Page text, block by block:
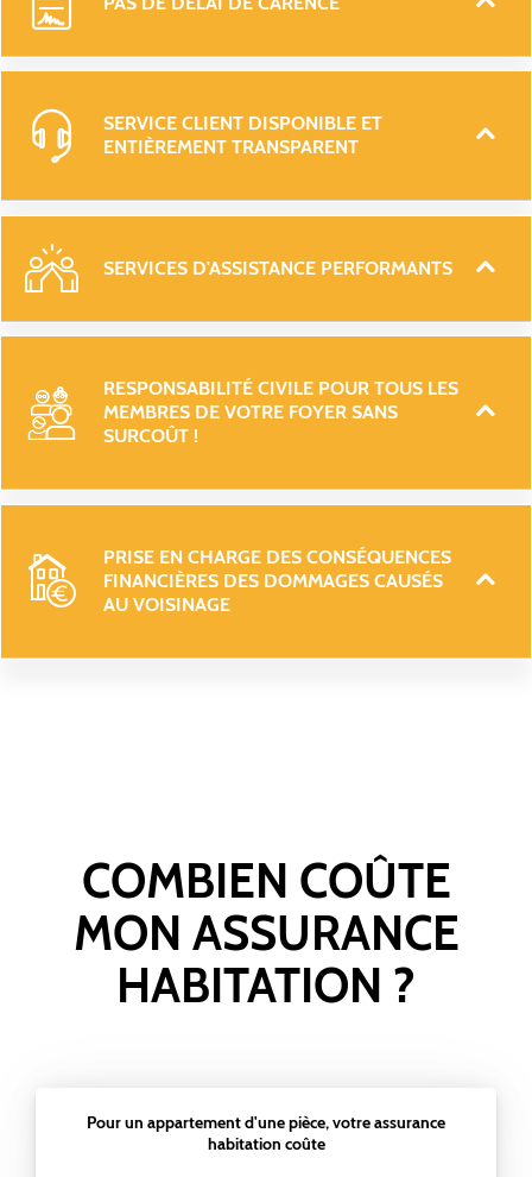
SERVICE CLIENT DISPONIBLE ET
RESPONSABILITÉ CIVILE POUR TOUS LES
MEMBRES DE VOTRE FOYER SANS
PRISE EN CHARGE DES CONSÉQUENCES
FINANCIÈRES DES DOMMAGES CAUSÉS
AU VOISINAGE
COMBIEN COÛTE
MON ASSURANCE
HABITATION ?
Pour un appartement d'une pièce, votre assurance
habitation coûte